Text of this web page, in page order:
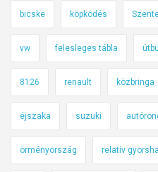
bicske köpködés
vw felesleges tábla
8126 renault közbringa
éjszaka suzuki
örményország relatív